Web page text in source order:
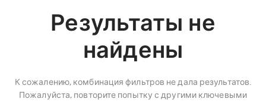
Результаты не
найдены
К сожалению, комбинация фильтров не дала результатов.
Пожалуйста, повторите попытку с другими ключевыми